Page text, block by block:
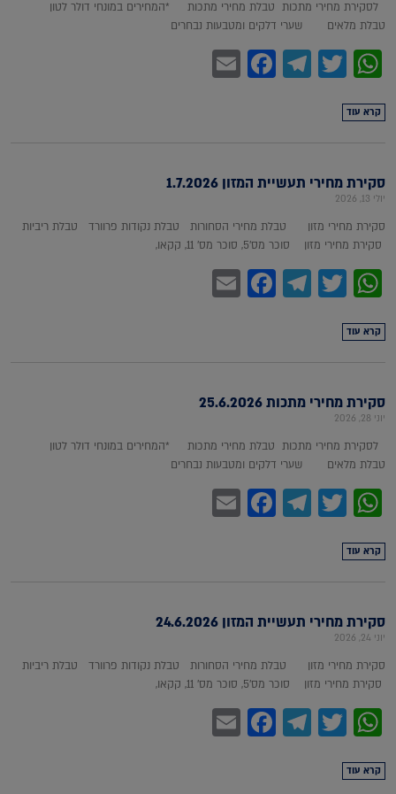
לסקירת מחירי מתכות טבלת מחירי מתכות *המחירים במונחי דולר לטון
טבלת מלאים שערי דלקים ומטבעות נבחרים
WhatsApp
Twitter
Telegram
Facebook
קרא עוד
סקירת מחירי תעשיית המזון 1.7.2026
יולי 13, 2026
סקירת מחירי מזון טבלת מחירי הסחורות טבלת נקודות פרוורד טבלת ריביות
סקירת מחירי מזון סוכר מס'5, סוכר מס' 11, קקאו,
WhatsApp
Twitter
Telegram
Facebook
קרא עוד
סקירת מחירי מתכות 25.6.2026
יוני 28, 2026
לסקירת מחירי מתכות טבלת מחירי מתכות *המחירים במונחי דולר לטון
טבלת מלאים שערי דלקים ומטבעות נבחרים
WhatsApp
Twitter
Telegram
Facebook
קרא עוד
סקירת מחירי תעשיית המזון 24.6.2026
יוני 24, 2026
סקירת מחירי מזון טבלת מחירי הסחורות טבלת נקודות פרוורד טבלת ריביות
סקירת מחירי מזון סוכר מס'5, סוכר מס' 11, קקאו,
WhatsApp
Twitter
Telegram
Facebook
קרא עוד